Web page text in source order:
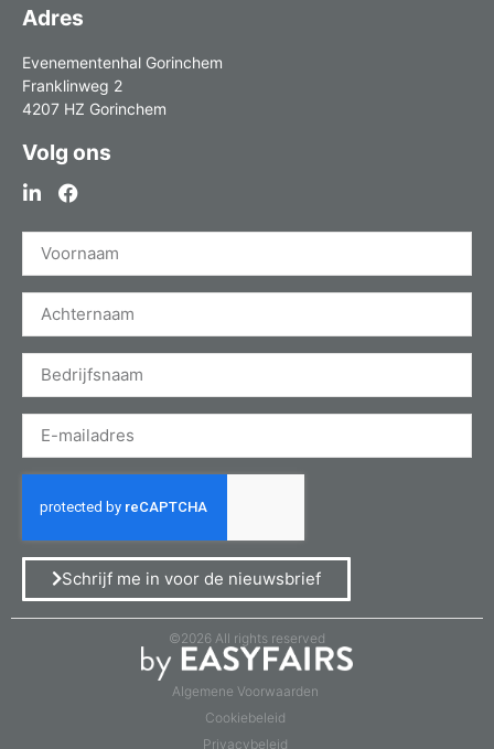
Adres
Evenementenhal Gorinchem
Franklinweg 2
4207 HZ Gorinchem
Volg ons
Schrijf me in voor de nieuwsbrief
©2026 All rights reserved
Algemene Voorwaarden
Cookiebeleid
Privacybeleid